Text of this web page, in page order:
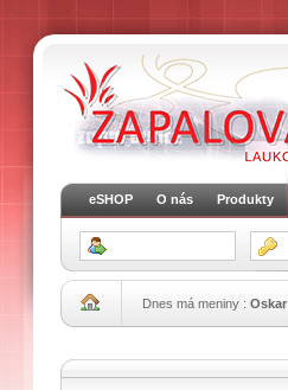
eSHOP O nás Produkty
Dnes má meniny : Oskar